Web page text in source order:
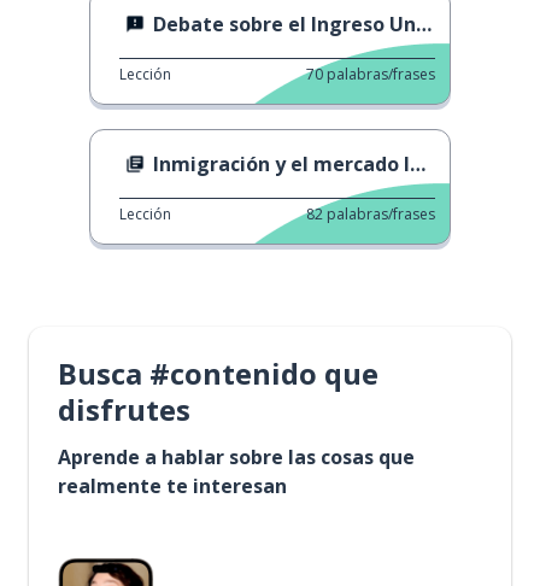
Debate sobre el Ingreso Universal
Lección 70 palabras/frases
Inmigración y el mercado laboral
Lección 82 palabras/frases
Busca #contenido que
disfrutes
Aprende a hablar sobre las cosas que
realmente te interesan